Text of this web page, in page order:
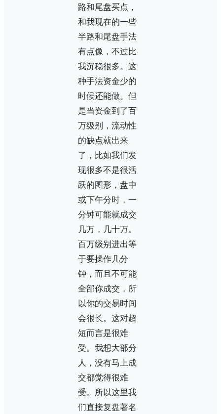
路和尾盘买点，
和我现在的一些
半路和尾盘手法
有点像，不过比
我沉稳很多。这
种手法资金少的
时候还能做。但
是当资金到了百
万级别，流动性
的缺点就出来
了，比如我们发
现很多不是很活
跃的图形，盘中
或下午分时，一
分钟可能就成交
几万，几十万。
百万级别进出等
于要操作几分
钟，而且不可能
全部你成交，所
以你的交易时间
会很长。这对超
短而言是很难
受。我想大部分
人，没有马上成
交都觉得很难
受。所以这里我
们直接复盘著名